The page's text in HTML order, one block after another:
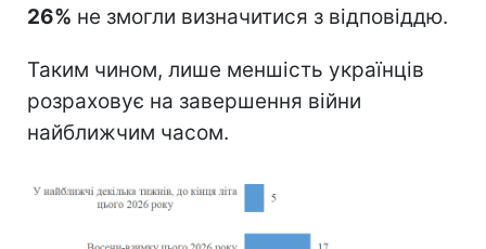
26% не змогли визначитися з відповіддю.
Таким чином, лише меншість українців
розраховує на завершення війни
найближчим часом.